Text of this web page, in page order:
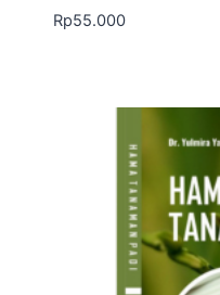
Rp55.000